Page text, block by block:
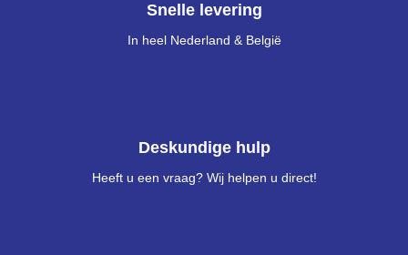
Snelle levering
In heel Nederland & België
Deskundige hulp
Heeft u een vraag? Wij helpen u direct!